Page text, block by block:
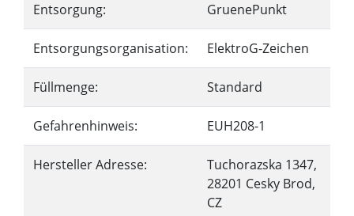
Entsorgung: GruenePunkt
Entsorgungsorganisation: ElektroG-Zeichen
Füllmenge: Standard
Gefahrenhinweis: EUH208-1
Hersteller Adresse:
Tuchorazska 1347,
28201 Cesky Brod,
CZ